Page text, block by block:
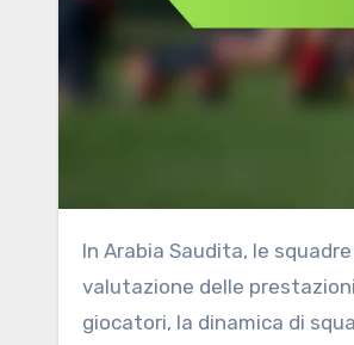
In Arabia Saudita, le squadre di rugby possono trarre notevoli benefici da una checklist strutturata per la
valutazione delle
giocatori, la dinamica di